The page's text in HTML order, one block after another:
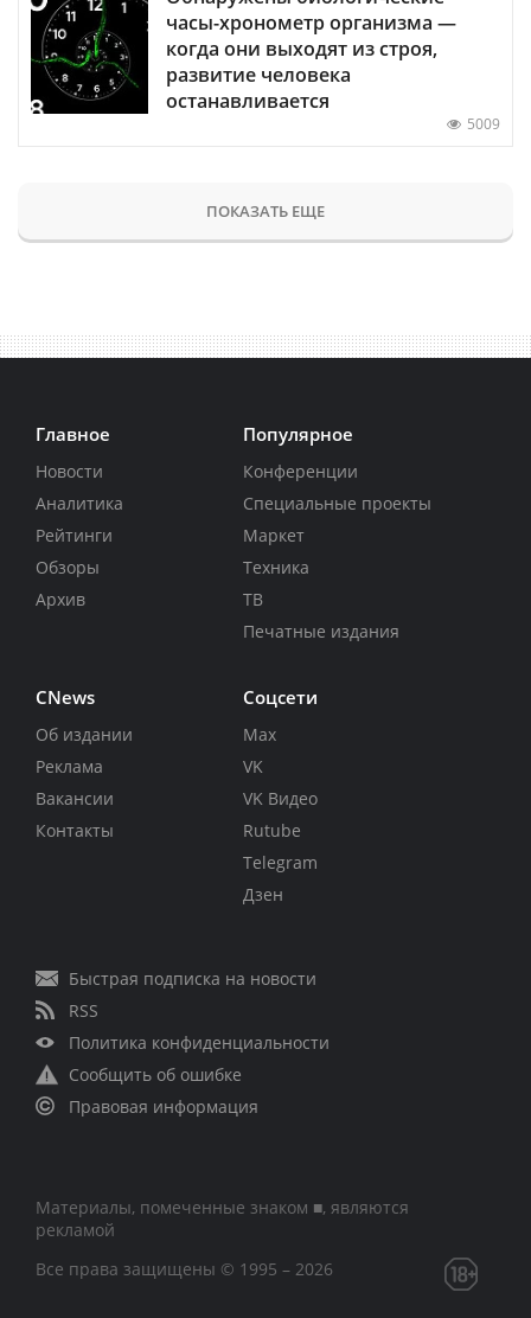
часы-хронометр организма —
когда они выходят из строя,
развитие человека
останавливается
5009
ПОКАЗАТЬ ЕЩЕ
Главное
Новости
Аналитика
Рейтинги
Обзоры
Архив
Популярное
Конференции
Специальные проекты
Маркет
Техника
ТВ
Печатные издания
CNews
Об издании
Реклама
Вакансии
Контакты
Соцсети
Max
VK
VK Видео
Rutube
Telegram
Дзен
Быстрая подписка на новости
RSS
Политика конфиденциальности
Сообщить об ошибке
Правовая информация
Материалы, помеченные знаком ■, являются
рекламой
Все права защищены © 1995 – 2026